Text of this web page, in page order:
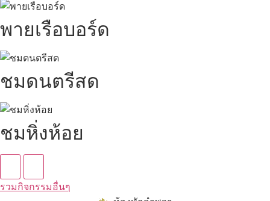
พายเรือบอร์ด
ชมดนตรีสด
ชมหิ่งห้อย
รวมกิจกรรมอื่นๆ